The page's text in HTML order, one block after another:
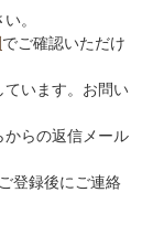
。
でご確認いただけ
います。お問い
らの返信メール
登録後にご連絡